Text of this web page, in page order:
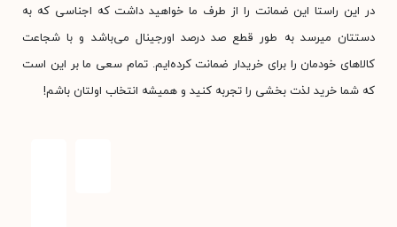
در این راستا این ضمانت را از طرف ما خواهید داشت که اجناسی که به
دستتان میرسد به طور قطع صد درصد اورجینال می‌باشد و با شجاعت
کالاهای خودمان را برای خریدار ضمانت کرده‌ایم. تمام سعی ما بر این است
که شما خرید لذت بخشی را تجربه کنید و همیشه انتخاب اولتان باشم!